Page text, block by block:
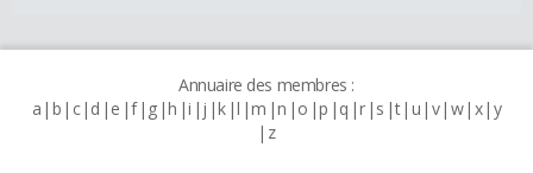
Annuaire des membres :
a b c d e f g h i j k l m n o p q r s t u v w x y
z